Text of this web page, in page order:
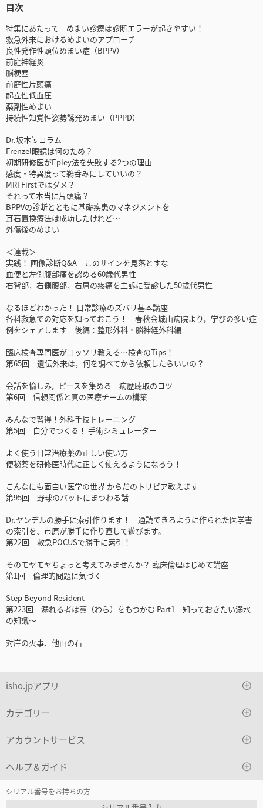
目次
特集にあたって めまい診療は診断エラーが起きやすい！
救急外来におけるめまいのアプローチ
良性発作性頭位めまい症（BPPV）
前庭神経炎
脳梗塞
前庭性片頭痛
起立性低血圧
薬剤性めまい
持続性知覚性姿勢誘発めまい（PPPD）
Dr.坂本’s コラム
Frenzel眼鏡は何のため？
初期研修医がEpley法を失敗する2つの理由
感度・特異度って鵜呑みにしていいの？
MRI Firstではダメ？
それって本当に片頭痛？
BPPVの診断とともに基礎疾患のマネジメントを
耳石置換療法は成功したけれど…
外傷後のめまい
＜連載＞
実践！ 画像診断Q&A―このサインを見落とすな
血便と左側腹部痛を認める60歳代男性
右背部，右側腹部，右肩の疼痛を主訴に受診した50歳代男性
なるほどわかった！ 日常診療のズバリ基本講座
各科救急での対応を知っておこう！ 春秋会城山病院より，学びの多い症
例をシェアします 後編：整形外科・脳神経外科編
臨床検査専門医がコッソリ教える…検査のTips！
第65回 遺伝外来は，何を調べてから依頼したらいいの？
会話を愉しみ，ピースを集める 病歴聴取のコツ
第6回 信頼関係と真の医療チームの構築
みんなで習得！外科手技トレーニング
第5回 自分でつくる！ 手術シミュレーター
よく使う日常治療薬の正しい使い方
便秘薬を研修医時代に正しく使えるようになろう！
こんなにも面白い医学の世界 からだのトリビア教えます
第95回 野球のバットにまつわる話
Dr.ヤンデルの勝手に索引作ります！ 通読できるように作られた医学書
の索引を、市原が勝手に作り直して遊びます。
第22回 救急POCUSで勝手に索引！
そのモヤモヤちょっと考えてみませんか？ 臨床倫理はじめて講座
第1回 倫理的問題に気づく
Step Beyond Resident
第223回 溺れる者は藁（わら）をもつかむ Part1 知っておきたい溺水
の知識～
対岸の火事、他山の石
isho.jpアプリ
カテゴリー
アカウントサービス
ヘルプ＆ガイド
シリアル番号をお持ちの方